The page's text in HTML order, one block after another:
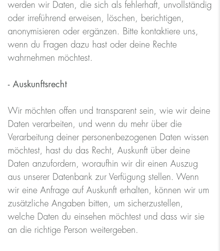
werden wir Daten, die sich als fehlerhaft, unvollständig
oder irreführend erweisen, löschen, berichtigen,
anonymisieren oder ergänzen. Bitte kontaktiere uns,
wenn du Fragen dazu hast oder deine Rechte
wahrnehmen möchtest.
- Auskunftsrecht
Wir möchten offen und transparent sein, wie wir deine
Daten verarbeiten, und wenn du mehr über die
Verarbeitung deiner personenbezogenen Daten wissen
möchtest, hast du das Recht, Auskunft über deine
Daten anzufordern, woraufhin wir dir einen Auszug
aus unserer Datenbank zur Verfügung stellen. Wenn
wir eine Anfrage auf Auskunft erhalten, können wir um
zusätzliche Angaben bitten, um sicherzustellen,
welche Daten du einsehen möchtest und dass wir sie
an die richtige Person weitergeben.